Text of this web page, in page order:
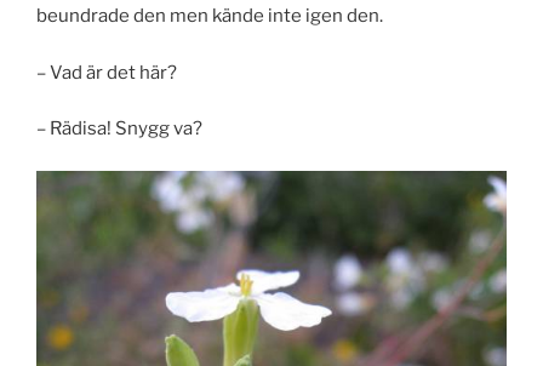
beundrade den men kände inte igen den.
– Vad är det här?
– Rädisa! Snygg va?